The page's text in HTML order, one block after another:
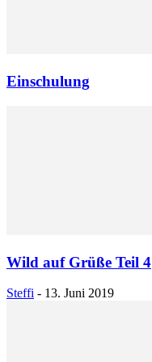
Einschulung
Wild auf Grüße Teil 4
Steffi - 13. Juni 2019